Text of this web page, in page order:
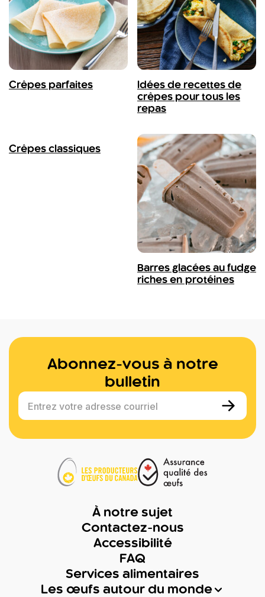
Crêpes parfaites
Idées de recettes de
crêpes pour tous les
repas
Crêpes classiques
Barres glacées au fudge
riches en protéines
Abonnez-vous à notre
bulletin
Entrez votre adresse courriel
À notre sujet
Contactez-nous
Accessibilité
FAQ
Services alimentaires
Les œufs autour du monde